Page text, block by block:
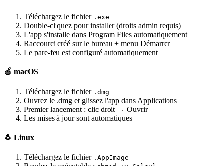
Téléchargez le fichier .exe
Double-cliquez pour installer (droits admin requis)
L'app s'installe dans Program Files automatiquement
Raccourci créé sur le bureau + menu Démarrer
Le pare-feu est configuré automatiquement
🍎 macOS
Téléchargez le fichier .dmg
Ouvrez le .dmg et glissez l'app dans Applications
Premier lancement : clic droit → Ouvrir
Les mises à jour sont automatiques
🐧 Linux
Téléchargez le fichier .AppImage